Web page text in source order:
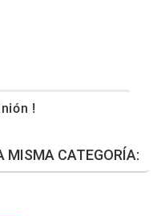
!
MISMA CATEGORÍA: